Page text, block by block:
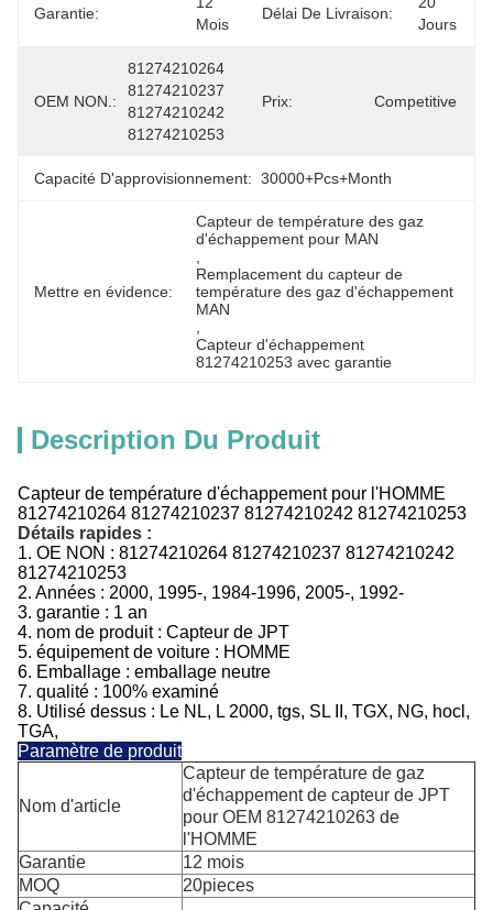
Garantie:
Mois
Délai De Livraison:
Jours
OEM NON.:
81274210264
81274210237
81274210242
81274210253
Prix: Competitive
Capacité D'approvisionnement: 30000+Pcs+Month
Mettre en évidence:
Capteur de température des gaz
d'échappement pour MAN
Remplacement du capteur de
température des gaz d'échappement
MAN
Capteur d'échappement
81274210253 avec garantie
Description Du Produit
Capteur de température d'échappement pour l'HOMME
81274210264 81274210237 81274210242 81274210253
Détails rapides :
1. OE NON : 81274210264 81274210237 81274210242
81274210253
2. Années : 2000, 1995-, 1984-1996, 2005-, 1992-
3. garantie : 1 an
4. nom de produit : Capteur de JPT
5. équipement de voiture : HOMME
6. Emballage : emballage neutre
7. qualité : 100% examiné
8. Utilisé dessus : Le NL, L 2000, tgs, SL II, TGX, NG, hocl,
TGA,
Paramètre de produit
Nom d'article
Capteur de température de gaz
d'échappement de capteur de JPT
pour OEM 81274210263 de
l'HOMME
Garantie
12 mois
MOQ
20pieces